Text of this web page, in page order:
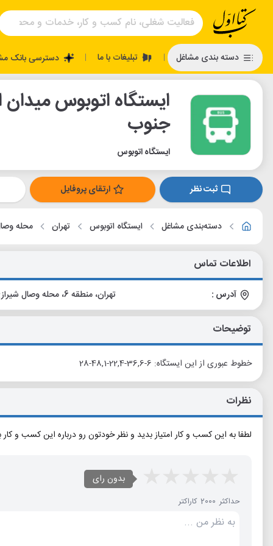
دسته بندی مشاغل | تبلیغات با ما | دسترسی بانک
جنوب
ایستگاه اتوبوس
ثبت نظر ارتقای پروفایل
دسته‌بندی مشاغل ایستگاه اتوبوس تهران محله
اطلاعات تماس
آدرس : تهران، منطقه 6، محله وصال شیرازی، خیابان کارگر شمالی (امیرآباد)، نرسیده به میدان انقلاب
توضیحات
خطوط عبوری از این ایستگاه: 6-36,6-22,4-48,1-28
نظرات
لطفا به این کسب و کار امتیاز بدید و نظر خودتون رو درباره این کسب و کار
بدون رای
حداکثر 2000 کاراکتر